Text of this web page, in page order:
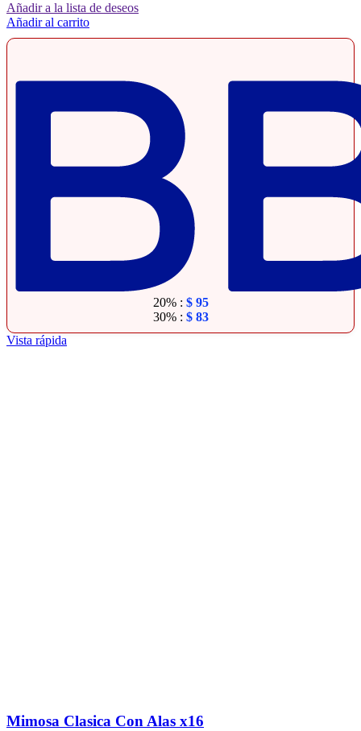
Añadir a la lista de deseos
Añadir al carrito
20% : $95
30% : $83
Vista rápida
Mimosa Clasica Con Alas x16